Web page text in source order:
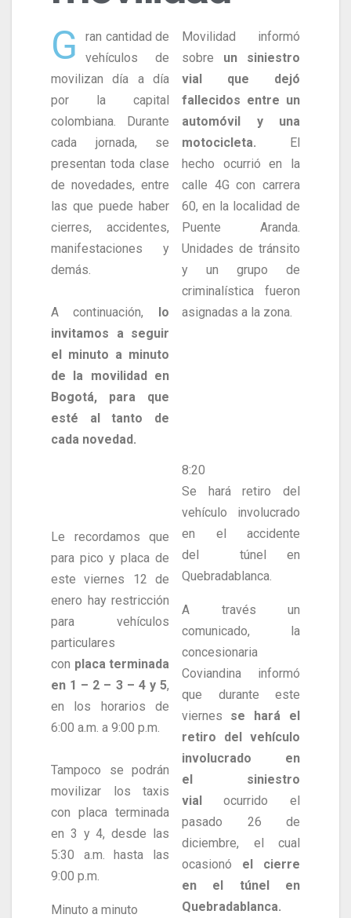
G
ran cantidad de
vehículos de
movilizan día a día
por la capital
colombiana. Durante
cada jornada, se
presentan toda clase
de novedades, entre
las que puede haber
cierres, accidentes,
manifestaciones y
demás.
A continuación, lo
invitamos a seguir
el minuto a minuto
de la movilidad en
Bogotá, para que
esté al tanto de
cada novedad.
Le recordamos que
para pico y placa de
este viernes 12 de
enero hay restricción
para vehículos
particulares
con placa terminada
en 1 – 2 – 3 – 4 y 5,
en los horarios de
6:00 a.m. a 9:00 p.m.
Tampoco se podrán
movilizar los taxis
con placa terminada
en 3 y 4, desde las
5:30 a.m. hasta las
9:00 p.m.
Minuto a minuto
Movilidad informó
sobre un siniestro
vial que dejó
fallecidos entre un
automóvil y una
motocicleta. El
hecho ocurrió en la
calle 4G con carrera
60, en la localidad de
Puente Aranda.
Unidades de tránsito
y un grupo de
criminalística fueron
asignadas a la zona.
8:20
Se hará retiro del
vehículo involucrado
en el accidente
del túnel en
Quebradablanca.
A través un
comunicado, la
concesionaria
Coviandina informó
que durante este
viernes se hará el
retiro del vehículo
involucrado en
el siniestro
vial ocurrido el
pasado 26 de
diciembre, el cual
ocasionó el cierre
en el túnel en
Quebradablanca.